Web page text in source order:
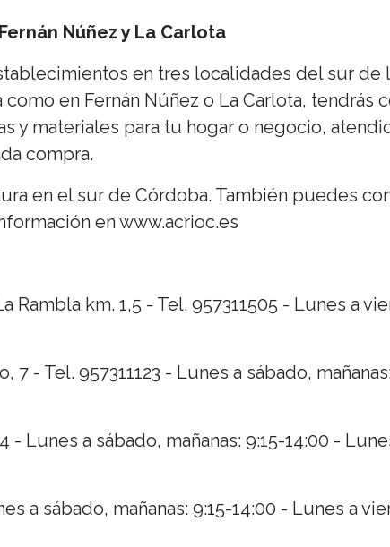
Núñez y La Carlota
en tres localidades del sur de
en Fernán Núñez o La Carlota, tendrás
y materiales para tu hogar o negocio,
compra.
en el sur de Córdoba. También puedes
en www.acrioc.es
km. 1,5 - Tel. 957311505 - Lunes a
- Tel. 957311123 - Lunes a sábado,
Lunes a sábado, mañanas: 9:15-14:00 -
a sábado, mañanas: 9:15-14:00 - Lunes a